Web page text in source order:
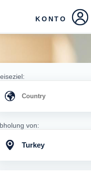
KONTO
von:
Turkey